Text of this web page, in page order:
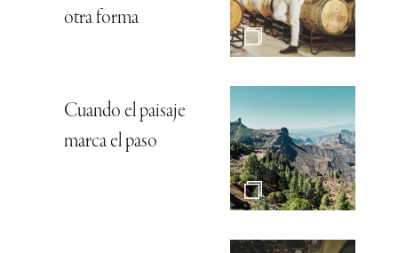
otra forma
Cuando el paisaje
marca el paso